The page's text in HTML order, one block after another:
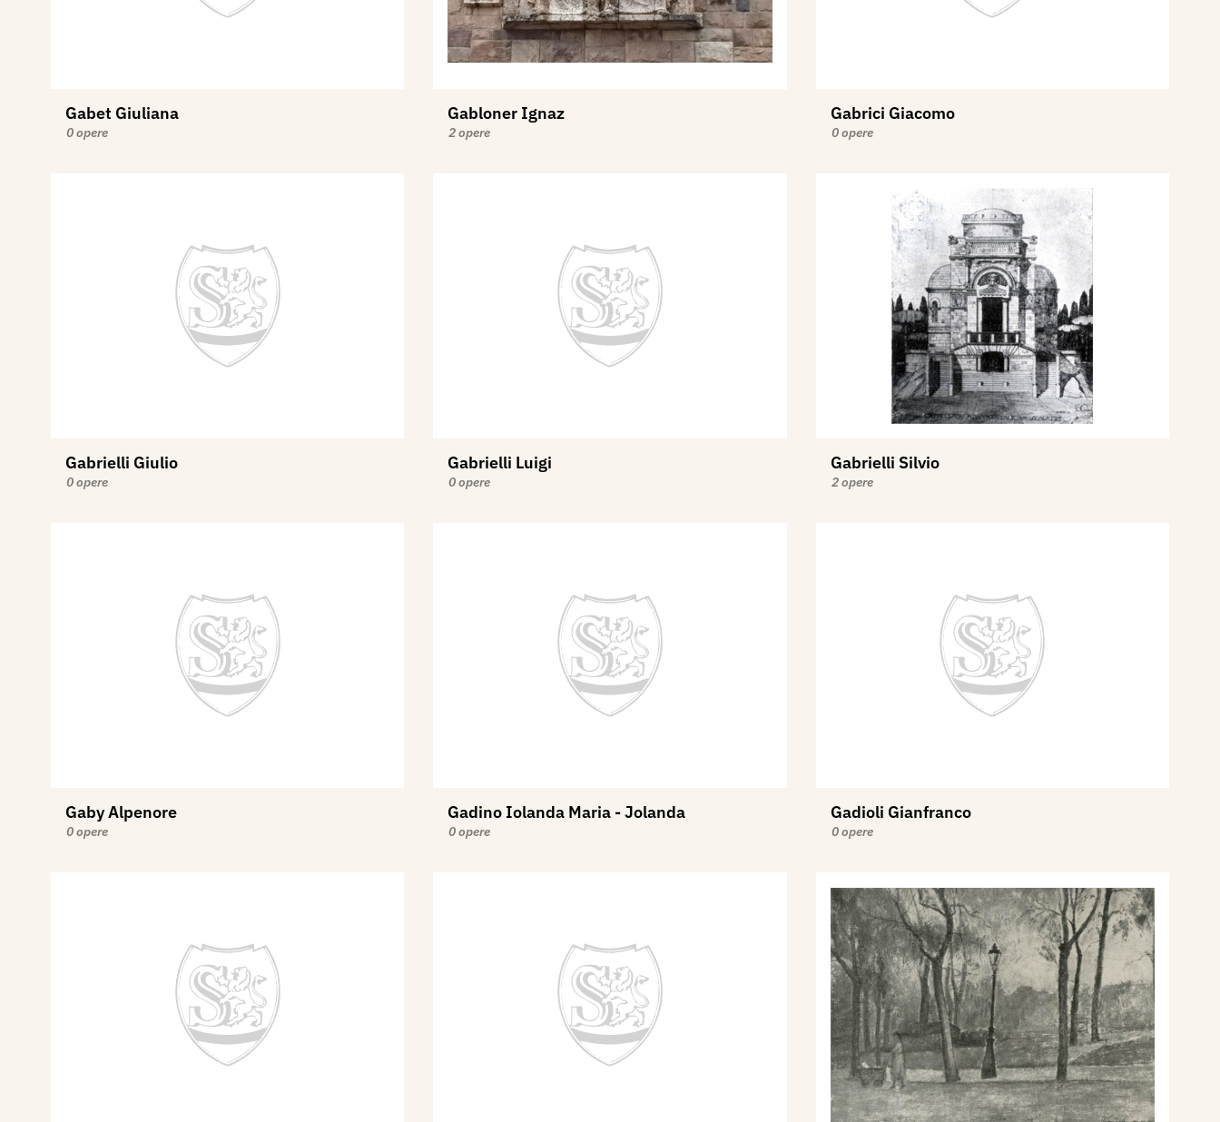
Gabet Giuliana
0 opere
Gabloner Ignaz
2 opere
Gabrici Giacomo
0 opere
Gabrielli Giulio
0 opere
Gabrielli Luigi
0 opere
Gabrielli Silvio
2 opere
Gaby Alpenore
0 opere
Gadino Iolanda Maria - Jolanda
0 opere
Gadioli Gianfranco
0 opere